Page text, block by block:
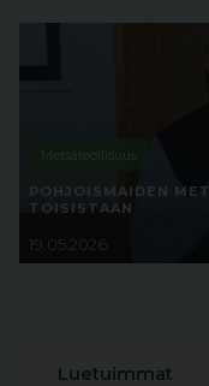
Metsäteollisuus
POHJOISMAIDEN
TOISISTAAN
19.05.2026
Luetuimmat